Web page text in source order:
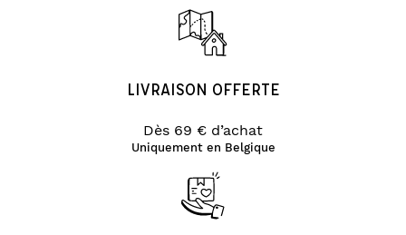
LIVRAISON OFFERTE
Dès 69 € d’achat
Uniquement en Belgique